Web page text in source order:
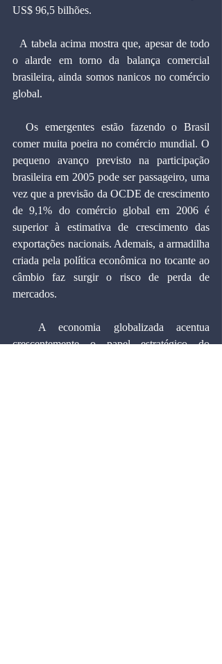
US$ 96,5 bilhões.
o alarde em torno da balança comercial
brasileira, ainda somos nanicos no comércio
global.
  Os emergentes estão fazendo o Brasil
comer muita poeira no comércio mundial. O
pequeno avanço previsto na participação
brasileira em 2005 pode ser passageiro, uma
vez que a previsão da OCDE de crescimento
de 9,1% do comércio global em 2006 é
superior à estimativa de crescimento das
exportações nacionais. Ademais, a armadilha
criada pela política econômica no tocante ao
câmbio faz surgir o risco de perda de
mercados.
crescentemente o papel estratégico do